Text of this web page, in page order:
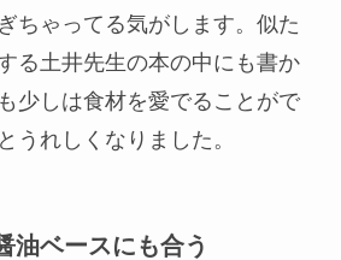
ちゃってる気がします。似た
る土井先生の本の中にも書か
少しは食材を愛でることがで
うれしくなりました。
油ベースにも合う